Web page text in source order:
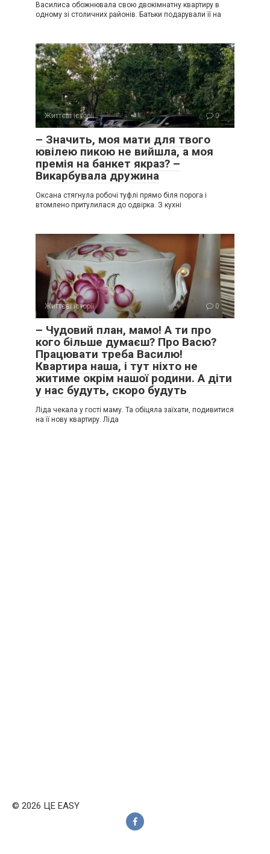
Василиса обожнювала свою двокімнатну квартиру в
одному зі столичних районів. Батьки подарували її на
Життєві історії 0
– Значить, моя мати для твого
ювілею пикою не вийшла, а моя
премія на банкет якраз? –
Викарбувала дружина
Оксана стягнула робочі туфлі прямо біля порога і
втомлено притулилася до одвірка. З кухні
Життєві історії 0
– Чудовий план, мамо! А ти про
кого більше думаєш? Про Васю?
Працювати треба Василю!
Квартира наша, і тут ніхто не
житиме окрім нашої родини. А діти
у нас будуть, скоро будуть
Ліда чекала у гості маму. Та обіцяла заїхати, подивитися
на її нову квартиру. Ліда
© 2026 ЦЕ EASY